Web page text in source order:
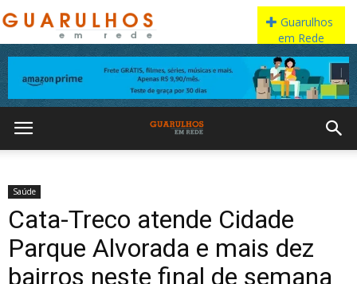
Saúde
Cata-Treco atende Cidade
Parque Alvorada e mais dez
bairros neste final de semana